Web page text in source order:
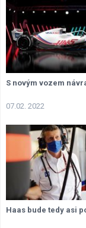
S novým vozem
07.02. 2022
Haas bude tedy asi